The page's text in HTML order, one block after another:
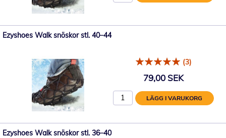
Ezyshoes Walk snöskor stl. 40–44
(3)
79,00 SEK
LÄGG I VARUKORG
Ezyshoes Walk snöskor stl. 36–40